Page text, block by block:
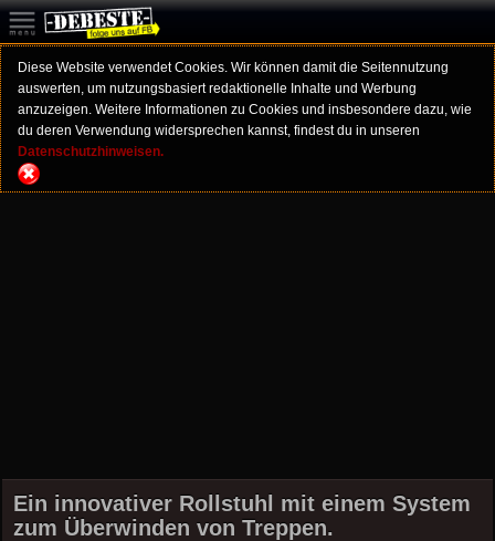
Diese Website verwendet Cookies. Wir können damit die Seitennutzung
auswerten, um nutzungsbasiert redaktionelle Inhalte und Werbung
anzuzeigen. Weitere Informationen zu Cookies und insbesondere dazu, wie
du deren Verwendung widersprechen kannst, findest du in unseren
Datenschutzhinweisen.
Ein innovativer Rollstuhl mit einem System
zum Überwinden von Treppen.